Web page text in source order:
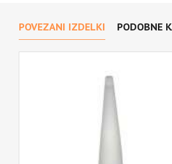
POVEZANI IZDELKI PODOBNE